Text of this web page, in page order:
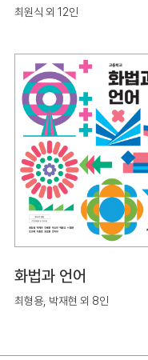
최원식 외 12인
화법과 언어
최형용, 박재현 외 8인